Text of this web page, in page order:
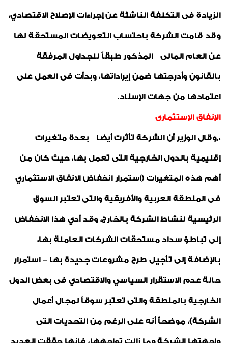
الزيادة فى التكلفة الناشئة عن إجراءات الإصلاح الاقتصادي،
وقد قامت الشركة باحتساب التعويضات المستحقة لها
عن العام المالى المذكور طبقاً للجداول المرفقة
بالقانون وأدرجتها ضمن إيراداتها، وبدأت فى العمل على
اعتمادها من جهات الإسناد.
الإنفاق الإستثمارى
،,وقال الوزير أن الشركة تأثرت أيضا بعدة متغيرات
إقليمية بالدول الخارجية التى تعمل بها، حيث كان من
أهم هذه المتغيرات (استمرار انخفاض الانفاق الاستثماري
فى المنطقة العربية والأفريقية والتى تعتبر السوق
الرئيسية لنشاط الشركة بالخارج، وقد أدي هذا الانخفاض
إلى تباطؤ سداد مستحقات الشركات العاملة بها،
بالإضافة إلى تأجيل طرح مشروعات جديدة بها – استمرار
حالة عدم الاستقرار السياسي والاقتصادي فى بعض الدول
الخارجية بالمنطقة والتى تعتبر سوقاً لمجال أعمال
الشركة)، موضحاً أنه على الرغم من التحديات التى